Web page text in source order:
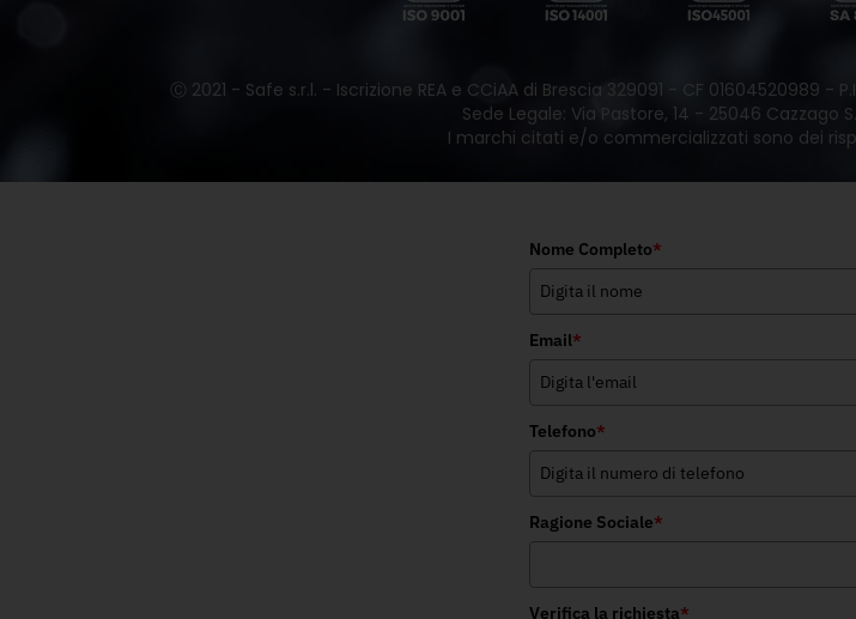
Ⓒ 2021 - Safe s.r.l. - Iscrizione REA e CCiAA di Brescia 329091 - CF 01604520989 -
Sede Legale: Via Pastore, 14 - 25046 Cazzago
I marchi citati e/o commercializzati sono dei
Nome Completo*
Email*
Telefono*
Ragione Sociale*
Verifica la richiesta*